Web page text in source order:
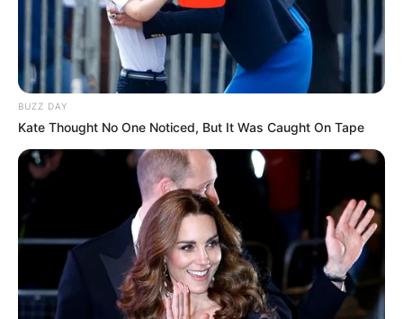
BUZZ DAY
Kate Thought No One Noticed, But It Was Caught On Tape